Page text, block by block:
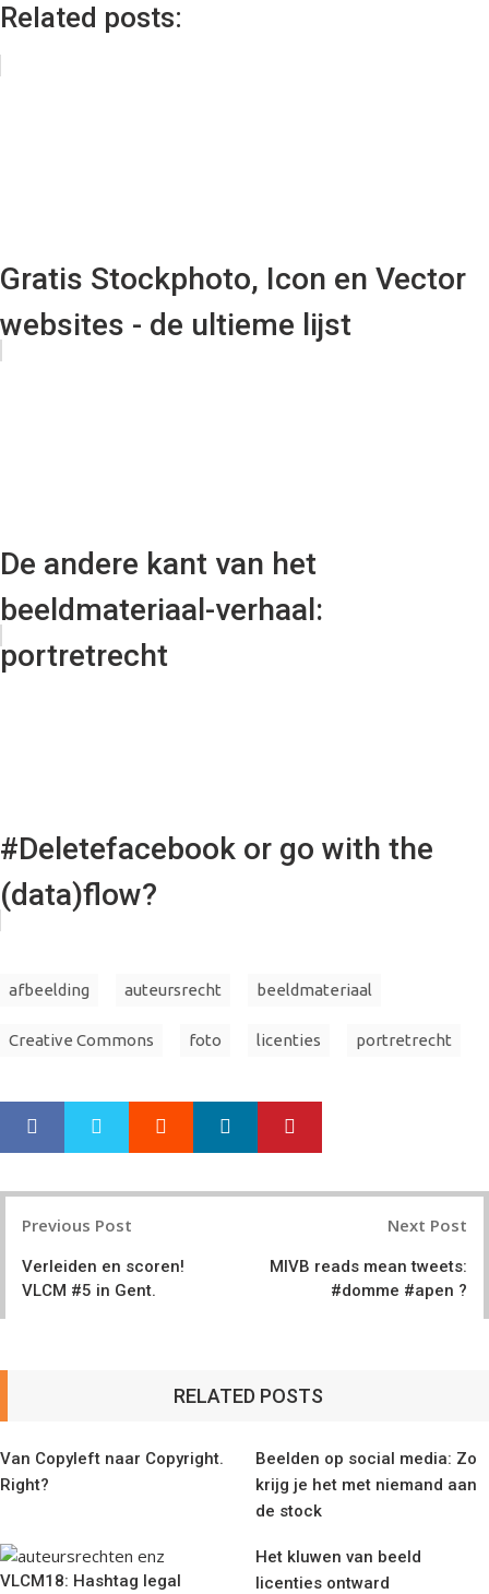
Related posts:
Gratis Stockphoto, Icon en Vector
websites - de ultieme lijst
De andere kant van het
beeldmateriaal-verhaal:
portretrecht
#Deletefacebook or go with the
(data)flow?
afbeelding auteursrecht beeldmateriaal
Creative Commons foto licenties portretrecht
r
e
Google+ LinkedIn
Previous Post
Verleiden en scoren!
VLCM #5 in Gent.
Next Post
MIVB reads mean tweets:
#domme #apen ?
RELATED POSTS
Van Copyleft naar Copyright.
Right?
Beelden op social media: Zo
krijg je het met niemand aan
de stock
VLCM18: Hashtag legal
Het kluwen van beeld
licenties ontward